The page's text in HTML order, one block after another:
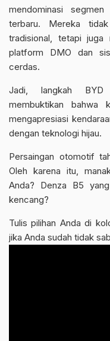
mendominasi
terbaru. Mereka tidak
tradisional, tetapi juga
platform DMO dan
cerdas.
Jadi, langkah BYD
membuktikan bahwa
mengapresiasi
dengan teknologi hijau.
Persaingan otomotif
Oleh karena itu,
Anda? Denza B5
kencang?
Tulis pilihan Anda di
jika Anda sudah tidak